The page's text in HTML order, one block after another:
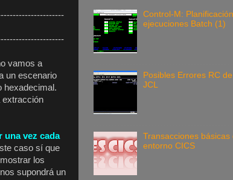
vamos a
un escenario
hexadecimal.
extracción
una vez cada
caso sí que
los
supondrá un
Control-M:
ejecuciones Batch (1)
Posibles Errores RC
JCL
Transacciones básicas
entorno CICS